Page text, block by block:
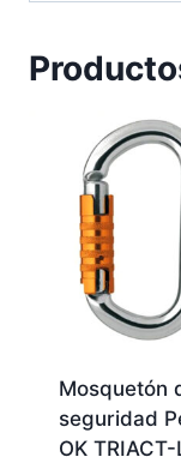
Mosquetón
seguridad
OK